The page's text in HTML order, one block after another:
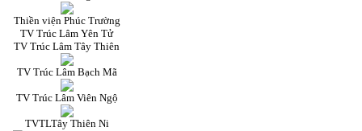
Thiền viện Phúc Trường
TV Trúc Lâm Yên Tử
TV Trúc Lâm Tây Thiên
TV Trúc Lâm Bạch Mã
TV Trúc Lâm Viên Ngộ
TVTLTây Thiên Ni